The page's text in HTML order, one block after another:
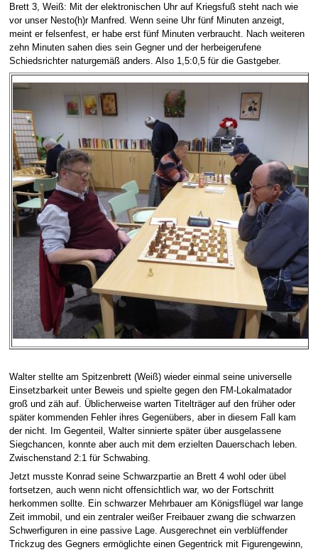
Brett 3, Weiß: Mit der elektronischen Uhr auf Kriegsfuß steht nach wie
vor unser Nesto(h)r Manfred. Wenn seine Uhr fünf Minuten anzeigt,
meint er felsenfest, er habe erst fünf Minuten verbraucht. Nach weiteren
zehn Minuten sahen dies sein Gegner und der herbeigerufene
Schiedsrichter naturgemäß anders. Also 1,5:0,5 für die Gastgeber.
Walter stellte am Spitzenbrett (Weiß) wieder einmal seine universelle
Einsetzbarkeit unter Beweis und spielte gegen den FM-Lokalmatador
groß und zäh auf. Üblicherweise warten Titelträger auf den früher oder
später kommenden Fehler ihres Gegenübers, aber in diesem Fall kam
der nicht. Im Gegenteil, Walter sinnierte später über ausgelassene
Siegchancen, konnte aber auch mit dem erzielten Dauerschach leben.
Zwischenstand 2:1 für Schwabing.
Jetzt musste Konrad seine Schwarzpartie an Brett 4 wohl oder übel
fortsetzen, auch wenn nicht offensichtlich war, wo der Fortschritt
herkommen sollte. Ein schwarzer Mehrbauer am Königsflügel war lange
Zeit immobil, und ein zentraler weißer Freibauer zwang die schwarzen
Schwerfiguren in eine passive Lage. Ausgerechnet ein verblüffender
Trickzug des Gegners ermöglichte einen Gegentrick mit Figurengewinn,